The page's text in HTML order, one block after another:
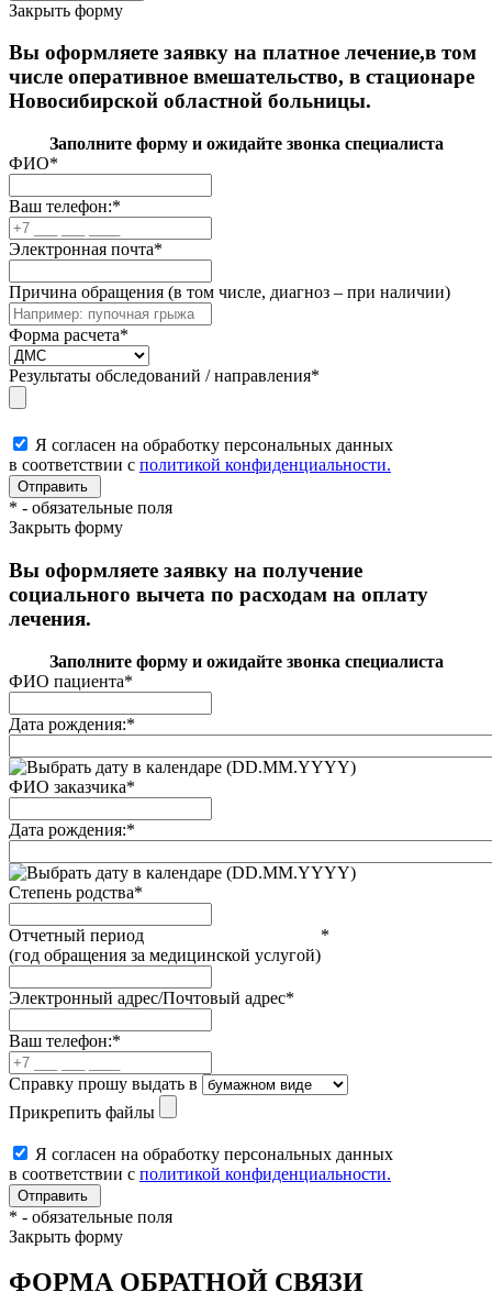
Закрыть форму
Вы оформляете заявку на платное лечение,в том
числе оперативное вмешательство, в стационаре
Новосибирской областной больницы.
Заполните форму и ожидайте звонка специалиста
ФИО*
Ваш телефон:*
Электронная почта*
Причина обращения (в том числе, диагноз – при наличии)
Форма расчета*
Результаты обследований / направления*
Я согласен на обработку персональных данных
в соответствии с политикой конфиденциальности.
* - обязательные поля
Закрыть форму
Вы оформляете заявку на получение
социального вычета по расходам на оплату
лечения.
Заполните форму и ожидайте звонка специалиста
ФИО пациента*
Дата рождения:*
(DD.MM.YYYY)
ФИО заказчика*
Дата рождения:*
(DD.MM.YYYY)
Степень родства*
Отчетный период
(год обращения за медицинской услугой)
*
Электронный адрес/Почтовый адрес*
Ваш телефон:*
Справку прошу выдать в
Прикрепить файлы
Я согласен на обработку персональных данных
в соответствии с политикой конфиденциальности.
* - обязательные поля
Закрыть форму
ФОРМА ОБРАТНОЙ СВЯЗИ